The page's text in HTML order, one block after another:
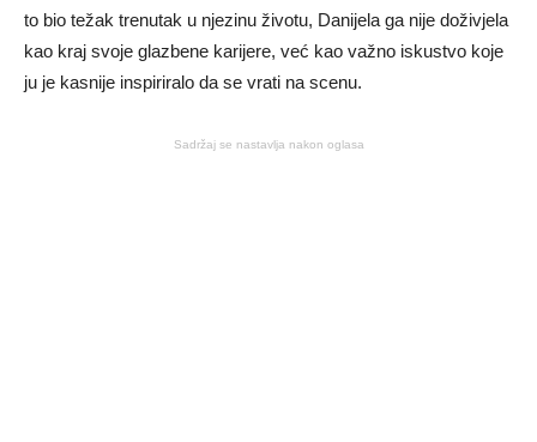
to bio težak trenutak u njezinu životu, Danijela ga nije doživjela
kao kraj svoje glazbene karijere, već kao važno iskustvo koje
ju je kasnije inspiriralo da se vrati na scenu.
Sadržaj se nastavlja nakon oglasa